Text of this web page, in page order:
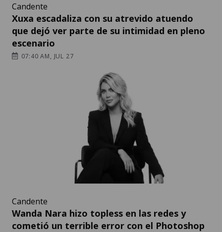
Candente
Xuxa escadaliza con su atrevido atuendo
que dejó ver parte de su intimidad en pleno
escenario
07:40 AM, JUL 27
Candente
Wanda Nara hizo topless en las redes y
cometió un terrible error con el Photoshop